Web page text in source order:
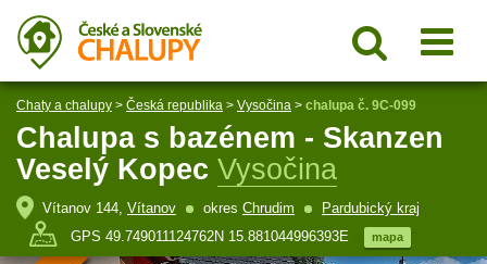
Chaty a chalupy > Česká republika > Vysočina > chalupa č. 9C-099
Chalupa s bazénem - Skanzen
Veselý Kopec Vysočina
Vítanov 144, Vítanov okres Chrudim
Pardubický kraj
GPS 49.749011124762N 15.881044996393E
mapa